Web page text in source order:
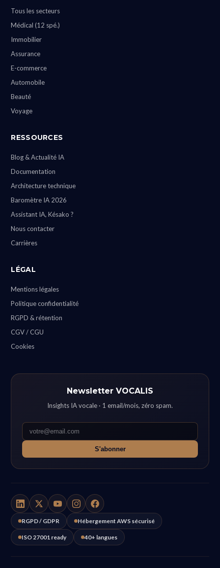
Tous les secteurs
Médical (12 spé.)
Immobilier
Assurance
E-commerce
Automobile
Beauté
Voyage
RESSOURCES
Blog & Actualité IA
Documentation
Architecture technique
Baromètre IA 2026
Assistant IA, Késako ?
Nous contacter
Carrières
LÉGAL
Mentions légales
Politique confidentialité
RGPD & rétention
CGV / CGU
Cookies
Newsletter VOCALIS
Insights IA vocale · 1 email/mois, zéro spam.
S'abonner
RGPD / GDPR Hébergement AWS sécurisé
ISO 27001 ready 40+ langues